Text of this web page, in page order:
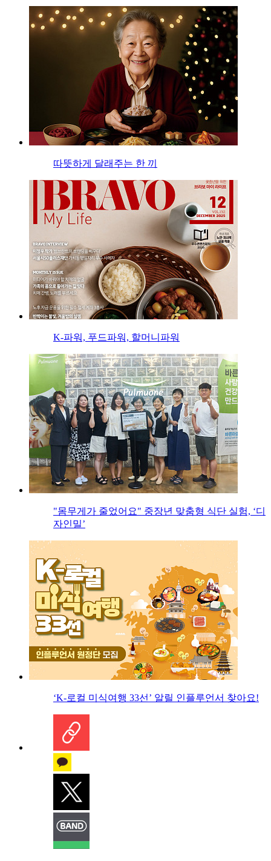
따뜻하게 달래주는 한 끼
K-파워, 푸드파워, 할머니파워
"몸무게가 줄었어요" 중장년 맞춤형 식단 실험, ‘디
자인밀’
‘K-로컬 미식여행 33선’ 알릴 인플루언서 찾아요!